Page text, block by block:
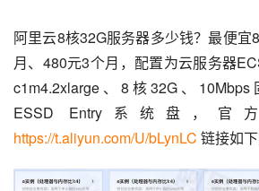
阿里云8核32G服务器多少钱？最便宜
月、480元3个月，配置为云服务器
c1m4.2xlarge、8核32G、
https://t.aliyun.com/U/bLynLC 链接如下